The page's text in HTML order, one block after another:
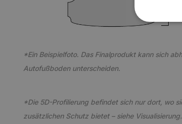
*Ein Beispielfoto. Das Finalprodukt kann sich
Autofußboden unterscheiden.
*Die 5D-Profilierung befindet sich nur dort, wo
zusätzlichen Schutz bietet – siehe Visualisierung.